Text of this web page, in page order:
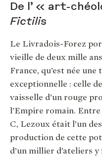
De l’ « art-
Fictilis
Le Livradois-Forez
vieille de deux mille
France, qu’est née
exceptionnelle : celle
vaisselle d’un rouge
l’Empire romain. Entre
C, Lezoux était l’un
production de cette
d’un millier d’ateliers